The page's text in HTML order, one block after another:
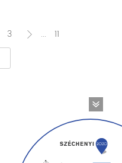
3 ... 11